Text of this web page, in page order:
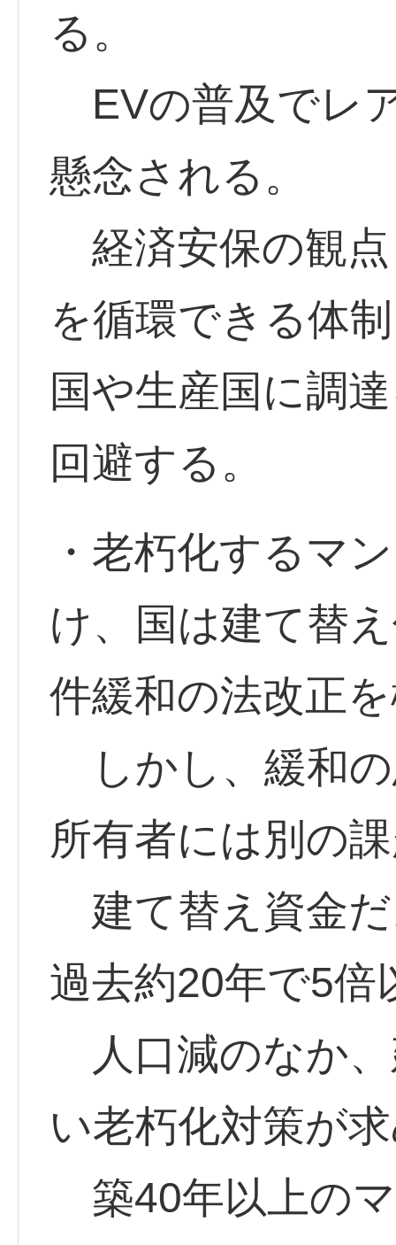
る。
EVの普及でレ
懸念される。
経済安保の観
を循環できる体
国や生産国に調
回避する。
・老朽化するマ
け、国は建て替
件緩和の法改正
しかし、緩和
所有者には別の
建て替え資金
過去約20年で5倍
人口減のなか
い老朽化対策が
築40年以上の